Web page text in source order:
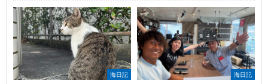
海日記 海日記